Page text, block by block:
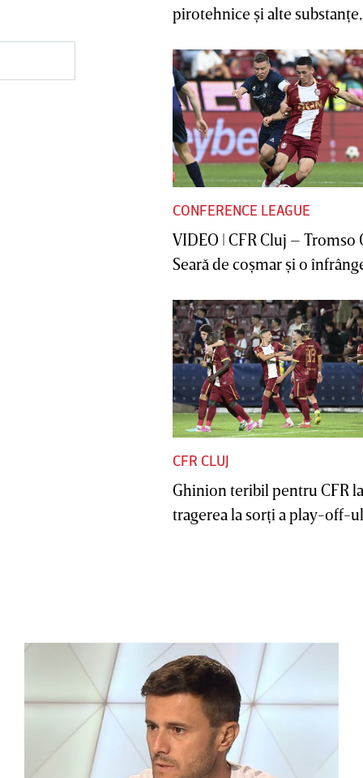
pirotehnice şi alte substanţe,
CONFERENCE LEAGUE
VIDEO | CFR Cluj – Tromso
Seară de coşmar şi o
CFR CLUJ
Ghinion teribil pentru CFR la
tragerea la sorţi a play-off-